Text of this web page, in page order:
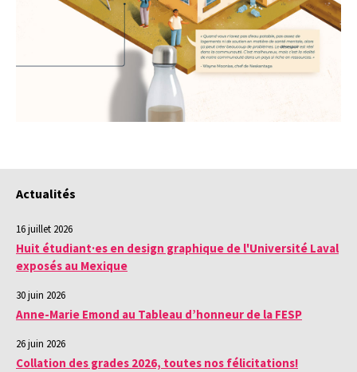
Actualités
16 juillet 2026
Huit étudiant·es en design graphique de l'Université Laval
exposés au Mexique
30 juin 2026
Anne-Marie Emond au Tableau d’honneur de la FESP
26 juin 2026
Collation des grades 2026, toutes nos félicitations!